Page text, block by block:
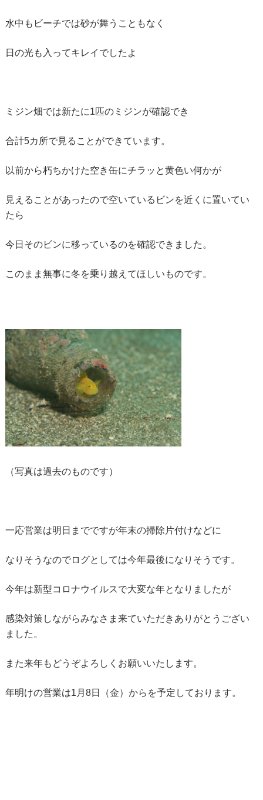
水中もビーチでは砂が舞うこともなく
日の光も入ってキレイでしたよ
ミジン畑では新たに1匹のミジンが確認でき
合計5カ所で見ることができています。
以前から朽ちかけた空き缶にチラッと黄色い何かが
見えることがあったので空いているビンを近くに置いてい
たら
今日そのビンに移っているのを確認できました。
このまま無事に冬を乗り越えてほしいものです。
（写真は過去のものです）
一応営業は明日までですが年末の掃除片付けなどに
なりそうなのでログとしては今年最後になりそうです。
今年は新型コロナウイルスで大変な年となりましたが
感染対策しながらみなさま来ていただきありがとうござい
ました。
また来年もどうぞよろしくお願いいたします。
年明けの営業は1月8日（金）からを予定しております。